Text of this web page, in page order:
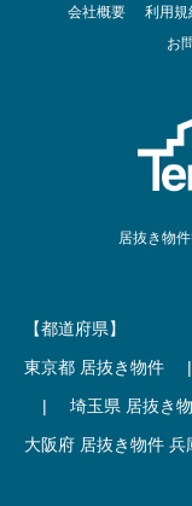
会社概要 利用規
お
居抜き物
【都道府県】
東京都 居抜き物件
|
|
埼玉県 居抜き
大阪府 居抜き物件 兵